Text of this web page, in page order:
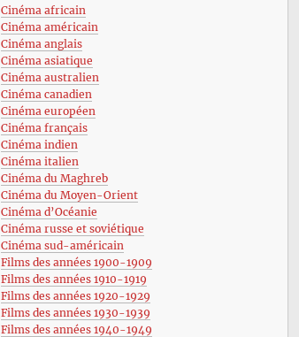
Cinéma africain
Cinéma américain
Cinéma anglais
Cinéma asiatique
Cinéma australien
Cinéma canadien
Cinéma européen
Cinéma français
Cinéma indien
Cinéma italien
Cinéma du Maghreb
Cinéma du Moyen-Orient
Cinéma d’Océanie
Cinéma russe et soviétique
Cinéma sud-américain
Films des années 1900-1909
Films des années 1910-1919
Films des années 1920-1929
Films des années 1930-1939
Films des années 1940-1949